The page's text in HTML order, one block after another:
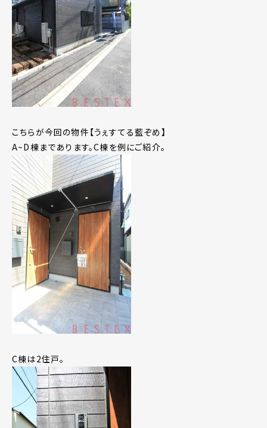
こちらが今回の物件【うぇすてる藍ぞめ】
A~D棟まであります。C棟を例にご紹介。
C棟は2住戸。